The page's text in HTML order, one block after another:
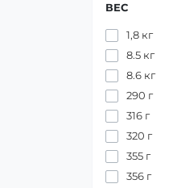
ВЕС
1,8 кг
8.5 кг
8.6 кг
290 г
316 г
320 г
355 г
356 г